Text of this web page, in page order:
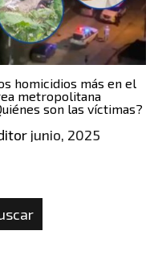
homicidios más en el
metropolitana
son las víctimas?
junio, 2025